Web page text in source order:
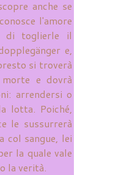
anche se
l'amore
di toglierle il
e,
si troverà
e dovrà
arrendersi o
lotta. Poiché,
le sussurrerà
col sangue, lei
la quale vale
la verità.